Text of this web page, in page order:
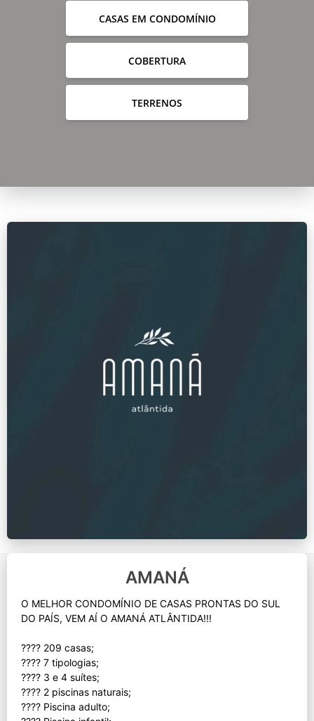
CASAS EM CONDOMÍNIO
COBERTURA
TERRENOS
AMANÁ
O MELHOR CONDOMÍNIO DE CASAS PRONTAS DO SUL
DO PAÍS, VEM AÍ O AMANÁ ATLÂNTIDA!!!
???? 209 casas;
???? 7 tipologias;
???? 3 e 4 suítes;
???? 2 piscinas naturais;
???? Piscina adulto;